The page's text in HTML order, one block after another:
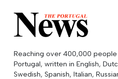
Reaching over 400,000
Portugal, written in English,
Swedish, Spanish, Italian,